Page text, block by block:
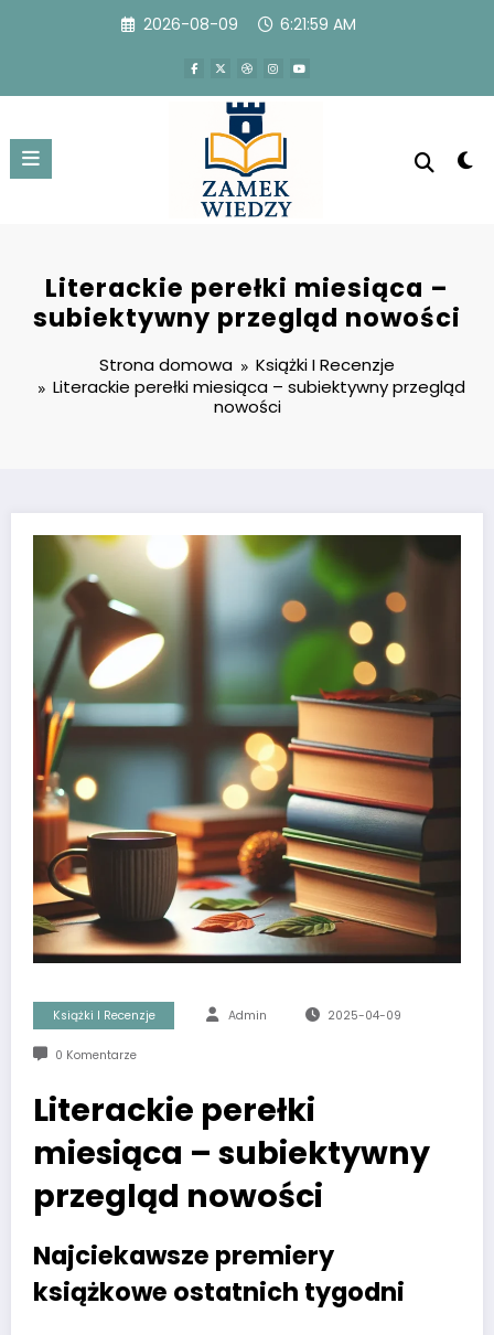
2026-08-09 6:22:00 AM
Literackie perełki miesiąca –
subiektywny przegląd nowości
Strona domowa
Książki I Recenzje
Literackie perełki miesiąca – subiektywny przegląd
nowości
Książki I Recenzje Admin 2025-04-09
0 Komentarze
Literackie perełki
miesiąca – subiektywny
przegląd nowości
Najciekawsze premiery
książkowe ostatnich tygodni